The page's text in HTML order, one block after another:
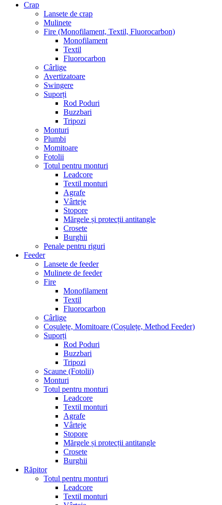
Crap
Lansete de crap
Mulinete
Fire (Monofilament, Textil, Fluorocarbon)
Monofilament
Textil
Fluorocarbon
Cârlige
Avertizatoare
Swingere
Suporți
Rod Poduri
Buzzbari
Tripozi
Monturi
Plumbi
Momitoare
Fotolii
Totul pentru monturi
Leadcore
Textil monturi
Agrafe
Vârteje
Stopore
Mărgele și protecții antitangle
Crosete
Burghii
Penale pentru riguri
Feeder
Lansete de feeder
Mulinete de feeder
Fire
Monofilament
Textil
Fluorocarbon
Cârlige
Coșulețe, Momitoare (Coșulețe, Method Feeder)
Suporți
Rod Poduri
Buzzbari
Tripozi
Scaune (Fotolii)
Monturi
Totul pentru monturi
Leadcore
Textil monturi
Agrafe
Vârteje
Stopore
Mărgele și protecții antitangle
Crosete
Burghii
Răpitor
Totul pentru monturi
Leadcore
Textil monturi